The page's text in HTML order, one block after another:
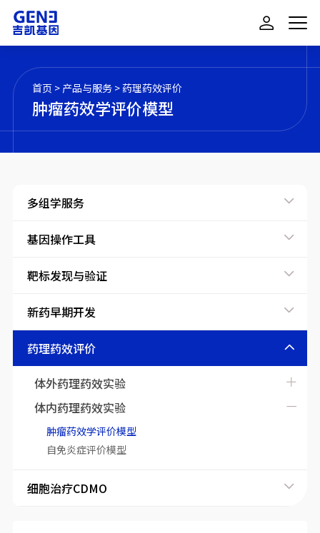
首页 > 产品与服务 >药理药效评价
肿瘤药效学评价模型
多组学服务
基因操作工具
靶标发现与验证
新药早期开发
药理药效评价
体外药理药效实验
体内药理药效实验
肿瘤药效学评价模型
自免炎症评价模型
细胞治疗CDMO